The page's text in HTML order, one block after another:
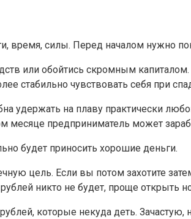
время, силы. Перед началом нужно
или обойтись скромным
стабильно чувствовать себя при
удержать на плаву практически
предприниматель может
будет приносить хорошие деньги.
цель. Если вы потом захотите
никто не будет, проще открыть
которые некуда деть.